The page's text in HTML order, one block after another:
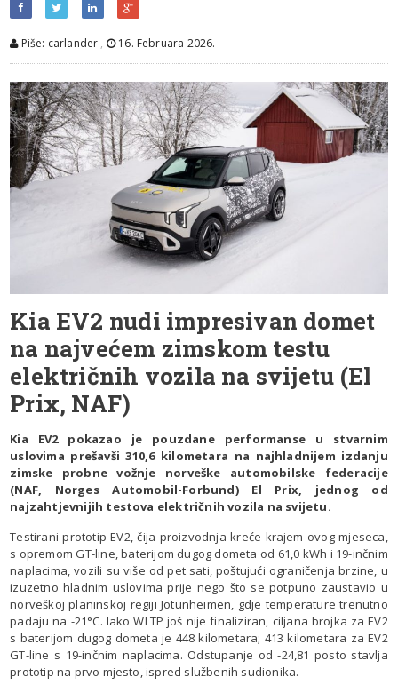
Piše: carlander , 16. Februara 2026.
Kia EV2 nudi impresivan domet
na najvećem zimskom testu
električnih vozila na svijetu (El
Prix, NAF)
Kia EV2 pokazao je pouzdane performanse u stvarnim
uslovima prešavši 310,6 kilometara na najhladnijem izdanju
zimske probne vožnje norveške automobilske federacije
(NAF, Norges Automobil-Forbund) El Prix, jednog od
najzahtjevnijih testova električnih vozila na svijetu.
Testirani prototip EV2, čija proizvodnja kreće krajem ovog mjeseca,
s opremom GT-line, baterijom dugog dometa od 61,0 kWh i 19-inčnim
naplacima, vozili su više od pet sati, poštujući ograničenja brzine, u
izuzetno hladnim uslovima prije nego što se potpuno zaustavio u
norveškoj planinskoj regiji Jotunheimen, gdje temperature trenutno
padaju na -21°C. Iako WLTP još nije finaliziran, ciljana brojka za EV2
s baterijom dugog dometa je 448 kilometara; 413 kilometara za EV2
GT-line s 19-inčnim naplacima. Odstupanje od -24,81 posto stavlja
prototip na prvo mjesto, ispred službenih sudionika.